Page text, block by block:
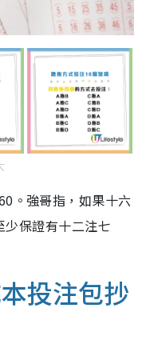
。強哥指，如果十六
保證有十二注七
投注包抄